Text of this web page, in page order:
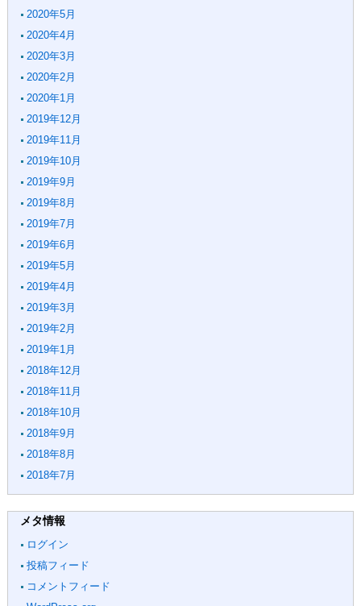
2020年5月
2020年4月
2020年3月
2020年2月
2020年1月
2019年12月
2019年11月
2019年10月
2019年9月
2019年8月
2019年7月
2019年6月
2019年5月
2019年4月
2019年3月
2019年2月
2019年1月
2018年12月
2018年11月
2018年10月
2018年9月
2018年8月
2018年7月
メタ情報
ログイン
投稿フィード
コメントフィード